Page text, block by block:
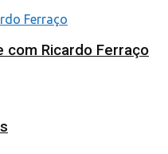
com Ricardo Ferraço